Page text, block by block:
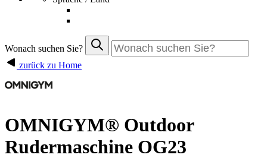
Wonach suchen Sie?
zurück zu Home
OMNIGYM® Outdoor
Rudermaschine OG23